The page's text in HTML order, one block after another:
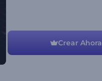
Crear Ahora